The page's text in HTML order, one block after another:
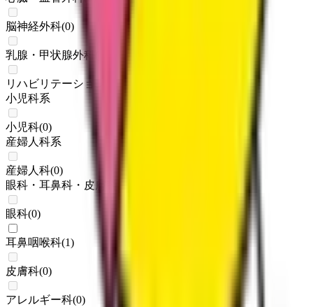
脳神経外科(0)
乳腺・甲状腺外科
リハビリテーション科
小児科系
小児科(0)
産婦人科系
産婦人科(0)
眼科・耳鼻科・皮膚科・アレルギー科系
眼科(0)
耳鼻咽喉科(1)
皮膚科(0)
アレルギー科(0)